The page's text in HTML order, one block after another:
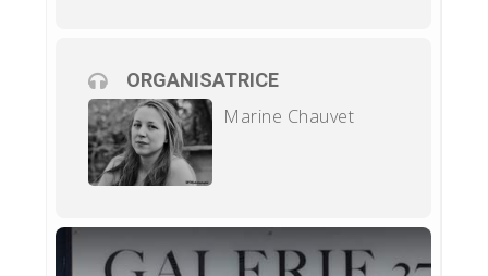
ORGANISATRICE
Marine Chauvet